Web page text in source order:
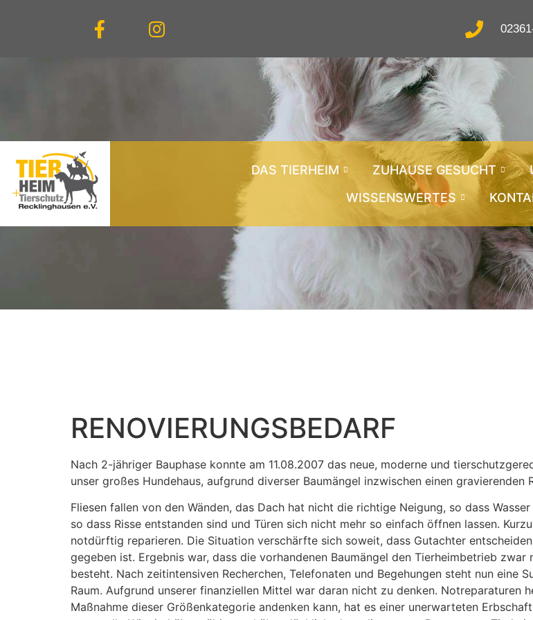
DAS TIERHEIM ZUHAUSE GESUCHT
WISSENSWERTES
RENOVIERUNGSBEDARF
Nach 2-jähriger Bauphase konnte am 11.08.2007 das neue, moderne und
unser großes Hundehaus, aufgrund diverser Baumängel inzwischen einen gravierenden
Fliesen fallen von den Wänden, das Dach hat nicht die richtige Neigung, so dass
so dass Risse entstanden sind und Türen sich nicht mehr so einfach öffnen lassen.
notdürftig reparieren. Die Situation verschärfte sich soweit, dass Gutachter
gegeben ist. Ergebnis war, dass die vorhandenen Baumängel den Tierheimbetrieb
besteht. Nach zeitintensiven Recherchen, Telefonaten und Begehungen steht nun eine
Raum. Aufgrund unserer finanziellen Mittel war daran nicht zu denken. Notreparaturen
Maßnahme dieser Größenkategorie andenken kann, hat es einer unerwarteten